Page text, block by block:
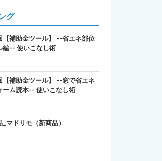
グ
【補助金ツール】 --省エネ部位
編-- 使いこなし術
【補助金ツール】 --窓で省エネ
ーム読本-- 使いこなし術
_マドリモ（新商品）